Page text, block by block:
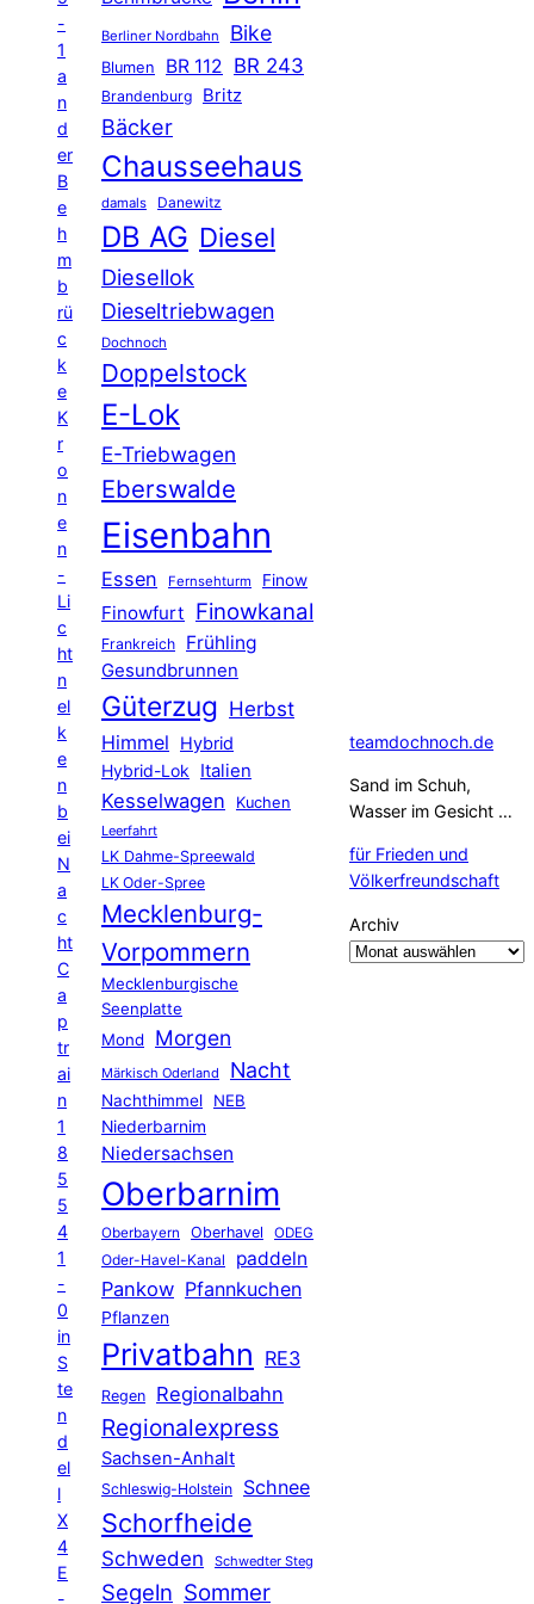
-
1
a
n
d
er
B
e
h
m
b
rü
c
k
e
K
r
o
n
e
n
-
Li
c
ht
n
el
k
e
n
b
ei
N
a
c
ht
C
a
p
tr
ai
n
1
8
5
5
4
1
-
0
in
S
te
n
d
el
l
X
4
E
-
Berliner Nordbahn Bike
Blumen BR 112 BR 243
Brandenburg Britz
Bäcker
Chausseehaus
damals Danewitz
DB AG Diesel
Diesellok
Dieseltriebwagen
Dochnoch
Doppelstock
E-Lok
E-Triebwagen
Eberswalde
Eisenbahn
Essen Fernsehturm Finow
Finowfurt Finowkanal
Frankreich Frühling
Gesundbrunnen
Güterzug Herbst
Himmel
Hybrid
Hybrid-Lok Italien
Kesselwagen Kuchen
Leerfahrt
LK Dahme-Spreewald
LK Oder-Spree
Mecklenburg-
Vorpommern
Mecklenburgische
Seenplatte
Mond
Morgen
Märkisch Oderland Nacht
Nachthimmel
NEB
Niederbarnim
Niedersachsen
Oberbarnim
Oberbayern Oberhavel ODEG
Oder-Havel-Kanal paddeln
Pankow Pfannkuchen
Pflanzen
Privatbahn RE3
Regen Regionalbahn
Regionalexpress
Sachsen-Anhalt
Schleswig-Holstein Schnee
Schorfheide
Schweden Schwedter Steg
Segeln Sommer
teamdochnoch.de
Sand im Schuh,
Wasser im Gesicht …
für Frieden und
Völkerfreundschaft
Archiv